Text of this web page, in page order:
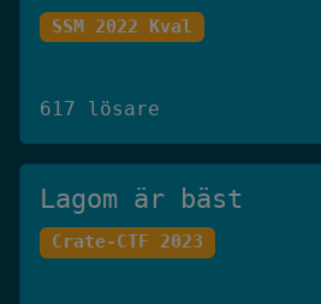
SSM 2022 Kval
617 lösare
Lagom är bäst
Crate-CTF 2023